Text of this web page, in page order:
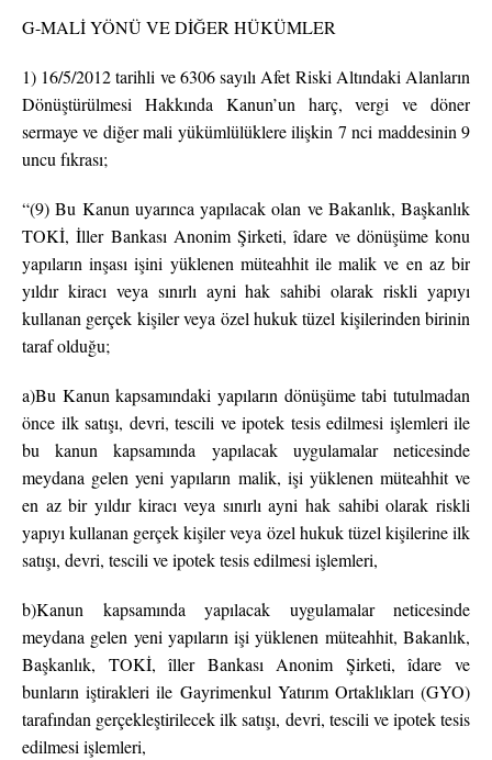
G-MALİ YÖNÜ VE DİĞER HÜKÜMLER
1) 16/5/2012 tarihli ve 6306 sayılı Afet Riski Altındaki Alanların
Dönüştürülmesi Hakkında Kanun’un harç, vergi ve döner
sermaye ve diğer mali yükümlülüklere ilişkin 7 nci maddesinin 9
uncu fıkrası;
“(9) Bu Kanun uyarınca yapılacak olan ve Bakanlık, Başkanlık
TOKİ, İller Bankası Anonim Şirketi, îdare ve dönüşüme konu
yapıların inşası işini yüklenen müteahhit ile malik ve en az bir
yıldır kiracı veya sınırlı ayni hak sahibi olarak riskli yapıyı
kullanan gerçek kişiler veya özel hukuk tüzel kişilerinden birinin
taraf olduğu;
a)Bu Kanun kapsamındaki yapıların dönüşüme tabi tutulmadan
önce ilk satışı, devri, tescili ve ipotek tesis edilmesi işlemleri ile
bu kanun kapsamında yapılacak uygulamalar neticesinde
meydana gelen yeni yapıların malik, işi yüklenen müteahhit ve
en az bir yıldır kiracı veya sınırlı ayni hak sahibi olarak riskli
yapıyı kullanan gerçek kişiler veya özel hukuk tüzel kişilerine ilk
satışı, devri, tescili ve ipotek tesis edilmesi işlemleri,
b)Kanun kapsamında yapılacak uygulamalar neticesinde
meydana gelen yeni yapıların işi yüklenen müteahhit, Bakanlık,
Başkanlık, TOKİ, îller Bankası Anonim Şirketi, îdare ve
bunların iştirakleri ile Gayrimenkul Yatırım Ortaklıkları (GYO)
tarafından gerçekleştirilecek ilk satışı, devri, tescili ve ipotek tesis
edilmesi işlemleri,